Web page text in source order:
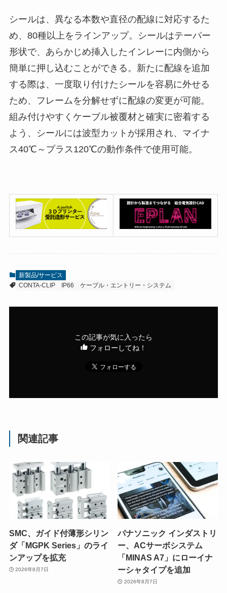
シールは、異なる本数や直径の配線に対応するた
め、80種以上をラインアップ。シールはテーパー
形状で、あらかじめ挿入したインレーに内側から
簡単に押し込むことができる。新たに配線を追加
する際は、一度取り付けたシールを容易に外せる
ため、フレームを分解せずに配線の変更が可能。
組み付けやすくケーブル被覆材と確実に密着する
よう、シールには波型カットが採用され、マイナ
ス40℃～プラス120℃の動作条件で使用可能。
新製品/サービス
CONTA-CLIP
IP66 ケーブル・エントリー・システム
この記事が気に入ったら
フォローしてね！
関連記事
SMC、ガイド付薄形シリン
ダ「MGPK Series」のライ
ンアップを拡充
2026年8月7日
パナソニック インダストリ
ー、ACサーボシステム
「MINAS A7」にローイナ
ーシャタイプを追加
2026年8月7日